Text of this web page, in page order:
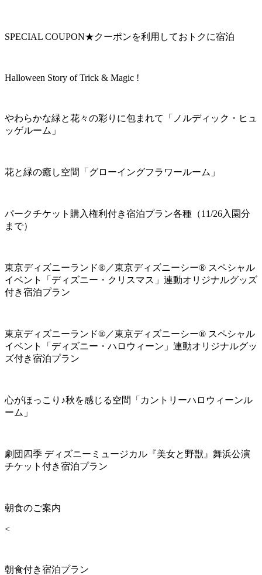
SPECIAL COUPON★クーポンを利用しておトクに宿泊
Halloween Story of Trick & Magic !
やわらかな緑と花々の彩りに包まれて「ノルディック・ヒュ
ッゲルーム」
花と緑の癒し空間「グローイングフラワールーム」
パークチケット購入権利付き宿泊プラン各種（11/26入園分
まで）
東京ディズニーランド®／東京ディズニーシー® スペシャル
イベント「ディズニー・クリスマス」連動オリジナルグッズ
付き宿泊プラン
東京ディズニーランド®／東京ディズニーシー® スペシャル
イベント「ディズニー・ハロウィーン」連動オリジナルグッ
ズ付き宿泊プラン
心がほっこり♪秋を感じる空間「カントリーハロウィーンル
ーム」
劇団四季 ディズニーミュージカル『美女と野獣』舞浜公演
チケット付き宿泊プラン
朝食のご案内
<
朝食付き宿泊プラン